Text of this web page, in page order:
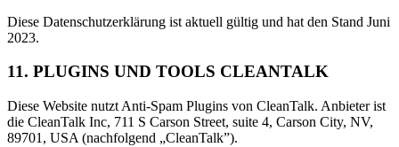
Diese Datenschutzerklärung ist aktuell gültig und hat den Stand Juni
2023.
11. PLUGINS UND TOOLS CLEANTALK
Diese Website nutzt Anti-Spam Plugins von CleanTalk. Anbieter ist
die CleanTalk Inc, 711 S Carson Street, suite 4, Carson City, NV,
89701, USA (nachfolgend „CleanTalk”).